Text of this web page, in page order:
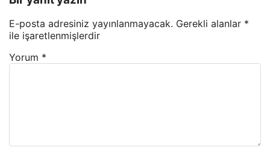
E-posta adresiniz yayınlanmayacak. Gerekli alanlar *
ile işaretlenmişlerdir
Yorum *